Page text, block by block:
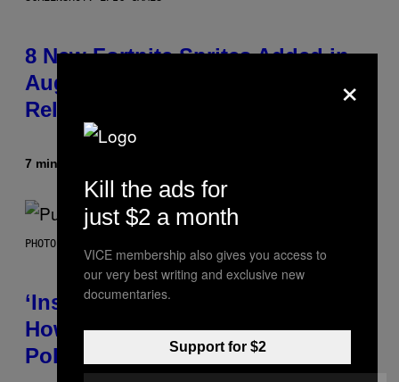
8 New Fortnite Sprites Added in
August 6 Update – Locations &
Release Time
7 minutes ago
PHOTO BY GIE KNAEPS/GETTY IMAGES
‘Inspire Without Being Preachy’:
How a Breakup and Bush-Era
Politics Helped Create This L7 Hit
×
Kill the ads for
just $2 a month
VICE membership also gives you access to
our very best writing and exclusive new
documentaries.
Support for $2